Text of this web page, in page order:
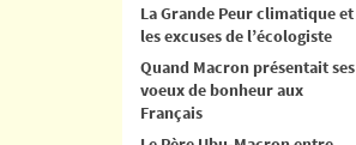
La Grande Peur climatique et
les excuses de l’écologiste
Quand Macron présentait ses
voeux de bonheur aux
Français